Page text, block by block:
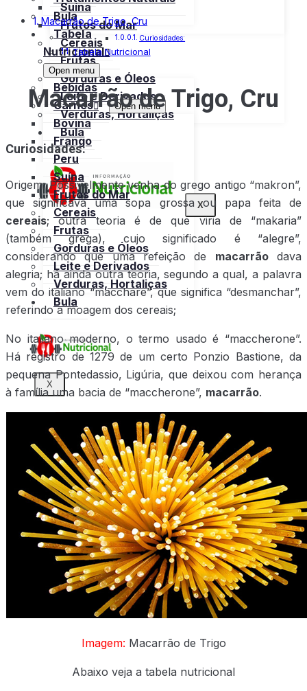
Suína
Frutos do Mar
Cereais
Frutas
Gorduras e Óleos
Leite e Derivados
Verduras, Hortaliças
Bula
X
Bula
Tabela
Nutricional
Open menu
Bebidas
Carnes
Open menu
Bovina
Frango
Peru
Suína
Frutos do Mar
Cereais
Frutas
Gorduras e Óleos
Leite e Derivados
Verduras, Hortaliças
Bula
X
Macarrão de Trigo, Cru
Curiosidades:
Tabela Nutricional
Macarrão de Trigo, Cru
Curiosidades:
Origem: Possivelmente venha do grego antigo “makron”,
que significava uma sopa grossa ou papa feita de
cereais; outra teoria é de que viria de “makaria”
(também grega), cujo significado é “alegre”,
considerando que uma refeição de macarrãodava
alegria; há ainda outra teoria, segundo a qual, a palavra
vem do italiano “macchare”, que significa “desmanchar”,
referindo a moagem dos cereais;
No italiano moderno, o termo usado é “maccherone”.
Há registro de 1279 de um certo Ponzio Bastione, da
pequena Pontedassio, Ligúria, que deixou com herança
à família uma bacia de “maccherone”, macarrão.
Imagem: Macarrão de Trigo
Abaixo veja a tabela nutricional